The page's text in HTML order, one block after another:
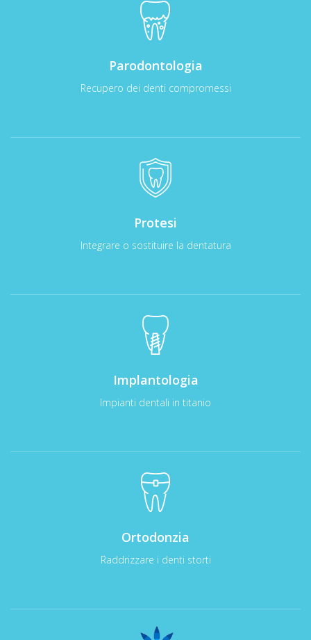
Parodontologia
Recupero dei denti compromessi
Protesi
Integrare o sostituire la dentatura
Implantologia
Impianti dentali in titanio
Ortodonzia
Raddrizzare i denti storti